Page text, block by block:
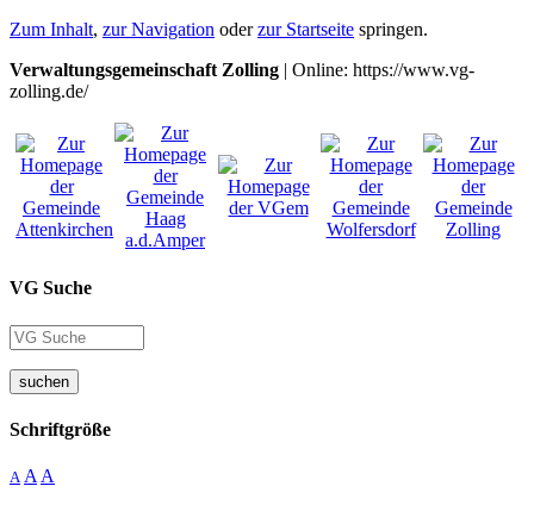
Zum Inhalt, zur Navigation oderzur Startseite springen.
Verwaltungsgemeinschaft Zolling | Online: https://www.vg-
zolling.de/
VG Suche
suchen
Schriftgröße
A A A